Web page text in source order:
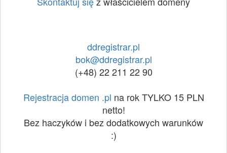
ddregistrar.pl
bok@ddregistrar.pl
(+48) 22 211 22 90
Rejestracja domen .pl na rok TYLKO 15 PLN
netto!
Bez haczyków i bez dodatkowych warunków
:)